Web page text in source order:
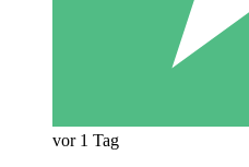
vor 1 Tag